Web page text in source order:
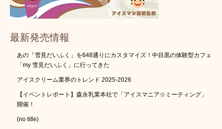
最新発売情報
あの「雪見だいふく」を648通りにカスタマイズ！中目黒の体験型カフェ
「my 雪見だいふく」に行ってきた
アイスクリーム業界のトレンド 2025-2026
【イベントレポート】森永乳業本社で「アイスマニア☆ミーティング」
開催！
(no title)